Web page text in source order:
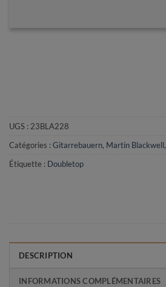
UGS :23BLA228
Catégories :Gitarrebauern, Martin Blackwell,
Étiquette : Doubletop
DESCRIPTION
INFORMATIONS COMPLÉMENTAIRES